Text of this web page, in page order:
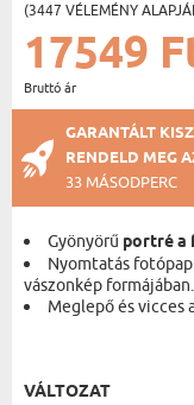
(3447 VÉLEMÉNY
17549
Bruttó ár
GARANTÁLT
RENDELD MEG
32 MÁSODPERC
Gyönyörű portré a
Nyomtatás
vászonkép formájában.
Meglepő és vicces
VÁLTOZAT